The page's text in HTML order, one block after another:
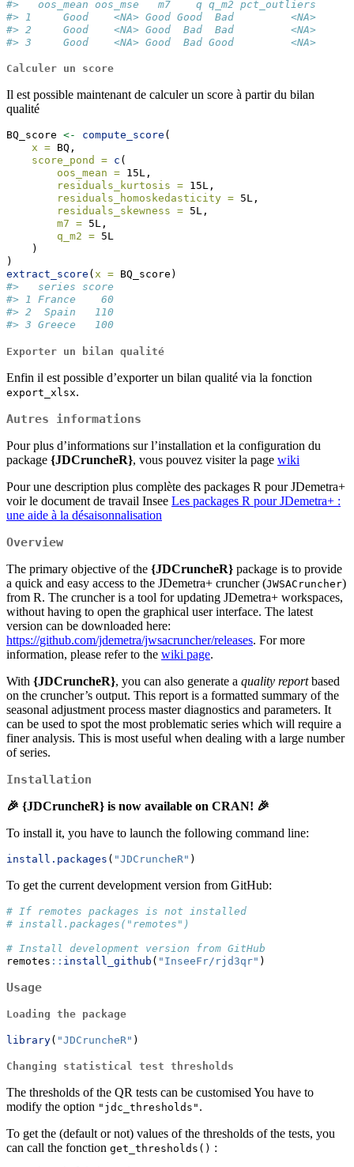
#>   oos_mean oos_mse   m7    q q_m2 pct_outliers
#> 1     Good    <NA> Good Good  Bad         <NA>
#> 2     Good    <NA> Good  Bad  Bad         <NA>
#> 3     Good    <NA> Good  Bad Good         <NA>
Calculer un score
Il est possible maintenant de calculer un score à partir du bilan
qualité
BQ_score <- compute_score (
x = BQ,
score_pond = c (
oos_mean = 15L,
residuals_kurtosis = 15L,
residuals_homoskedasticity = 5L,
residuals_skewness = 5L,
m7 = 5L,
q_m2 = 5L
    )
)
extract_score ( x = BQ_score)
#>   series score
#> 1 France    60
#> 2  Spain   110
#> 3 Greece   100
Exporter un bilan qualité
Enfin il est possible d’exporter un bilan qualité via la fonction
export_xlsx.
Autres informations
Pour plus d’informations sur l’installation et la configuration du
package {JDCruncheR}, vous pouvez visiter la page wiki
Pour une description plus complète des packages R pour JDemetra+
voir le document de travail Insee Les packages R pour JDemetra+ :
une aide à la désaisonnalisation
Overview
The primary objective of the {JDCruncheR} package is to provide
a quick and easy access to the JDemetra+ cruncher (JWSACruncher)
from R. The cruncher is a tool for updating JDemetra+ workspaces,
without having to open the graphical user interface. The latest
version can be downloaded here:
https://github.com/jdemetra/jwsacruncher/releases. For more
information, please refer to the wiki page.
With {JDCruncheR}, you can also generate a quality reportbased
on the cruncher’s output. This report is a formatted summary of the
seasonal adjustment process master diagnostics and parameters. It
can be used to spot the most problematic series which will require a
finer analysis. This is most useful when dealing with a large number
of series.
Installation
🎉 {JDCruncheR} is now available on CRAN! 🎉
To install it, you have to launch the following command line:
install.packages ( "JDCruncheR" )
To get the current development version from GitHub:
# If remotes packages is not installed
# install.packages("remotes")
# Install development version from GitHub
remotes :: install_github ( "InseeFr/rjd3qr" )
Usage
Loading the package
library( "JDCruncheR" )
Changing statistical test thresholds
The thresholds of the QR tests can be customised You have to
modify the option "jdc_thresholds" .
To get the (default or not) values of the thresholds of the tests, you
can call the fonction get_thresholds() :